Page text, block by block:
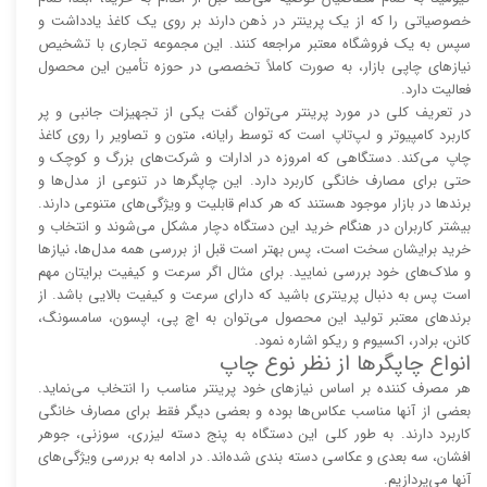
خصوصیاتی را که از یک پرینتر در ذهن دارند بر روی یک کاغذ یادداشت و
سپس به یک فروشگاه معتبر مراجعه کنند. این مجموعه تجاری با تشخیص
نیاز‌‌های چاپی بازار، به صورت کاملاً تخصصی در حوزه تأمین این محصول
فعالیت دارد.
در تعریف کلی در مورد پرینتر می‌توان گفت یکی از تجهیزات جانبی و پر
کاربرد کامپیوتر و لپ‌تاپ است که توسط رایانه، متون و تصاویر را روی کاغذ
چاپ می‌کند. دستگاهی که امروزه در ادارات و شرکت‌های بزرگ و کوچک و
حتی برای مصارف خانگی کاربرد دارد. این چاپگر‌ها در تنوعی از مدل‌ها و
برند‌ها در بازار موجود هستند که هر کدام قابلیت و ویژگی‌های متنوعی دارند.
بیشتر کاربران در هنگام خرید این دستگاه دچار مشکل می‌شوند و انتخاب و
خرید برایشان سخت است، پس بهتر است قبل از بررسی همه مدل‌ها، نیاز‌ها
و ملاک‌های خود بررسی نمایید. برای مثال اگر سرعت و کیفیت برایتان مهم
است پس به دنبال پرینتری باشید که دارای سرعت و کیفیت بالایی باشد. از
برند‌های معتبر تولید این محصول می‌توان به اچ پی، اپسون، سامسونگ،
کانن، برادر، اکسیوم و ریکو اشاره نمود.
انواع چاپگر‌ها از نظر نوع چاپ
هر مصرف کننده بر اساس نیاز‌های خود پرینتر مناسب را انتخاب می‌نماید.
بعضی از آنها مناسب عکاس‌ها بوده و بعضی دیگر فقط برای مصارف خانگی
کاربرد دارند. به طور کلی این دستگاه به پنج دسته لیزری، سوزنی، جوهر
افشان، سه بعدی و عکاسی دسته بندی شده‌اند. در ادامه به بررسی ویژگی‌های
آنها می‌پردازیم.